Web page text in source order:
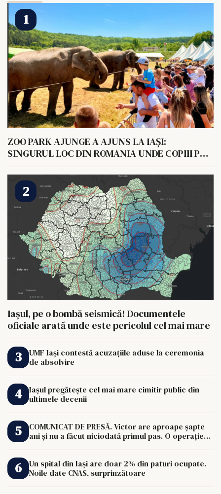
ZOO PARK AJUNGE A AJUNS LA IAȘI:
SINGURUL LOC DIN ROMANIA UNDE COPIII POT
HRANI UN ELEFANT
Iașul, pe o bombă seismică! Documentele
oficiale arată unde este pericolul cel mai mare
UMF Iași contestă acuzațiile aduse la ceremonia
de absolvire
Iașul pregătește cel mai mare cimitir public din
ultimele decenii
COMUNICAT DE PRESĂ. Victor are aproape șapte
ani și nu a făcut niciodată primul pas. O operație
Un spital din Iași are doar 2% din paturi ocupate.
Noile date CNAS, surprinzătoare